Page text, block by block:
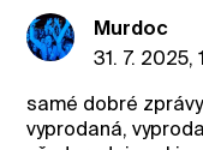
Murdoc
31. 7. 2025,
samé dobré
vyprodaná,